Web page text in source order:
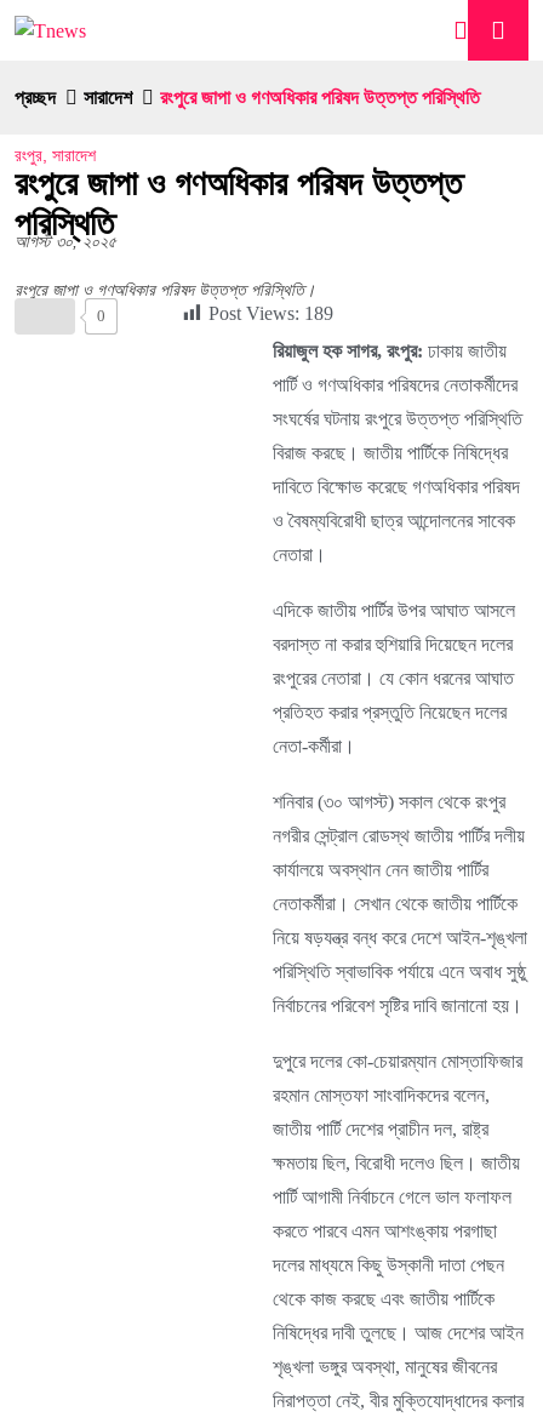
প্রচ্ছদ সারাদেশ রংপুরে জাপা ও গণঅধিকার পরিষদ উত্তপ্ত পরিস্থিতি
রংপুর সারাদেশ
রংপুরে জাপা ও গণঅধিকার পরিষদ উত্তপ্ত
পরিস্থিতি
আগস্ট ৩০, ২০২৫
রংপুরে জাপা ও গণঅধিকার পরিষদ উত্তপ্ত পরিস্থিতি।
0 Post Views: 189
রিয়াজুল হক সাগর, রংপুর: ঢাকায় জাতীয়
পার্টি ও গণঅধিকার পরিষদের নেতাকর্মীদের
সংঘর্ষের ঘটনায় রংপুরে উত্তপ্ত পরিস্থিতি
বিরাজ করছে। জাতীয় পার্টিকে নিষিদ্ধের
দাবিতে বিক্ষোভ করেছে গণঅধিকার পরিষদ
ও বৈষম্যবিরোধী ছাত্র আন্দোলনের সাবেক
নেতারা।
এদিকে জাতীয় পার্টির উপর আঘাত আসলে
বরদাস্ত না করার হুশিয়ারি দিয়েছেন দলের
রংপুরের নেতারা। যে কোন ধরনের আঘাত
প্রতিহত করার প্রস্তুতি নিয়েছেন দলের
নেতা-কর্মীরা।
শনিবার (৩০ আগস্ট) সকাল থেকে রংপুর
নগরীর সেন্ট্রাল রোডস্থ জাতীয় পার্টির দলীয়
কার্যালয়ে অবস্থান নেন জাতীয় পার্টির
নেতাকর্মীরা। সেখান থেকে জাতীয় পার্টিকে
নিয়ে ষড়যন্ত্র বন্ধ করে দেশে আইন-শৃঙ্খলা
পরিস্থিতি স্বাভাবিক পর্যায়ে এনে অবাধ সুষ্ঠু
নির্বাচনের পরিবেশ সৃষ্টির দাবি জানানো হয়।
দুপুরে দলের কো-চেয়ারম্যান মোস্তাফিজার
রহমান মোস্তফা সাংবাদিকদের বলেন,
জাতীয় পার্টি দেশের প্রাচীন দল, রাষ্ট্র
ক্ষমতায় ছিল, বিরোধী দলেও ছিল। জাতীয়
পার্টি আগামী নির্বাচনে গেলে ভাল ফলাফল
করতে পারবে এমন আশংঙ্কায় পরগাছা
দলের মাধ্যমে কিছু উস্কানী দাতা পেছন
থেকে কাজ করছে এবং জাতীয় পার্টিকে
নিষিদ্ধের দাবী তুলছে। আজ দেশের আইন
শৃঙ্খলা ভঙ্গুর অবস্থা, মানুষের জীবনের
নিরাপত্তা নেই, বীর মুক্তিযোদ্ধাদের কলার